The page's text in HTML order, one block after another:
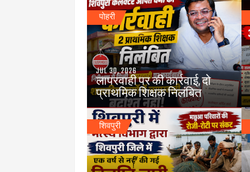
पोहरी
JUL 30, 2026
लापरवाही पर की कार्रवाई, दो
प्राथमिक शिक्षक निलंबित
शिवपुरी